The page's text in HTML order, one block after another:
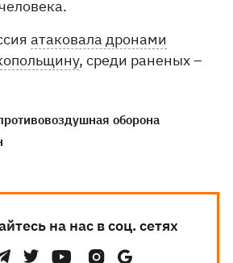
атаковала дронами
, среди раненых –
оборона
на нас в соц. сетях